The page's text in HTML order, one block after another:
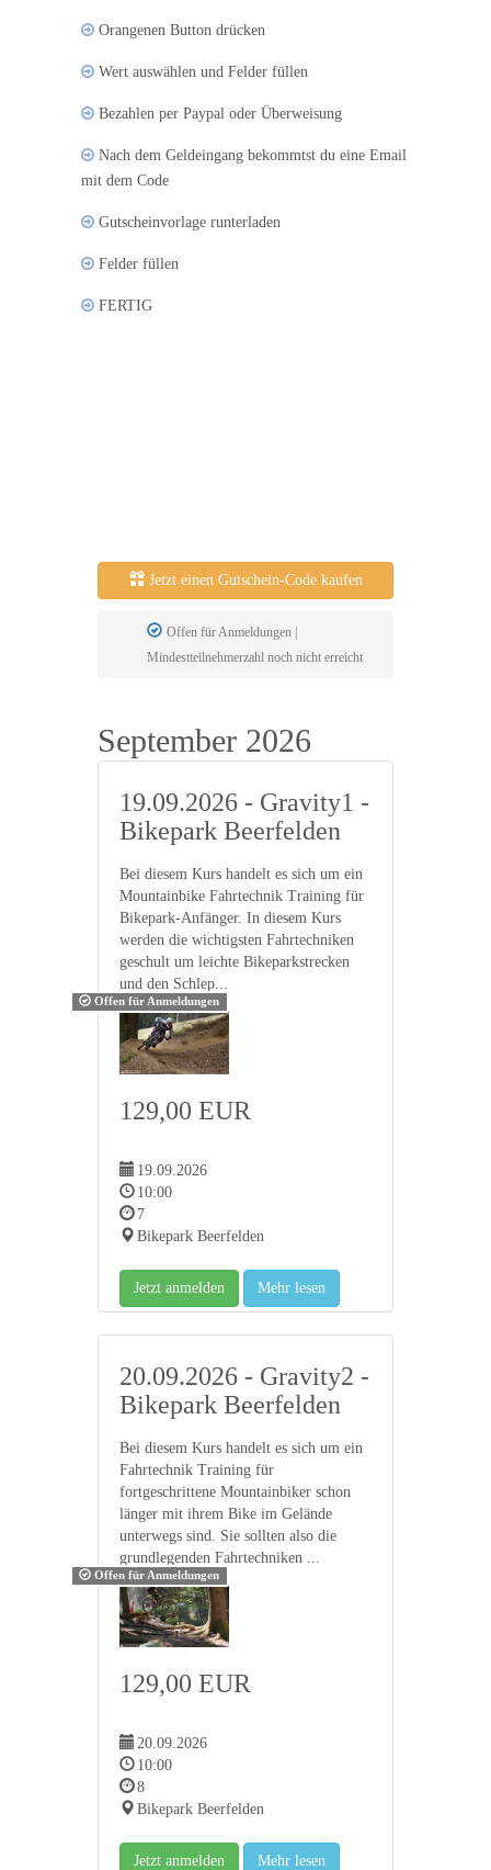
Orangenen Button drücken
Wert auswählen und Felder füllen
Bezahlen per Paypal oder Überweisung
Nach dem Geldeingang bekommtst du eine Email
mit dem Code
Gutscheinvorlage runterladen
Felder füllen
FERTIG
Jetzt einen Gutschein-Code kaufen
Offen für Anmeldungen |
Mindestteilnehmerzahl noch nicht erreicht
September 2026
19.09.2026 - Gravity1 -
Bikepark Beerfelden
Bei diesem Kurs handelt es sich um ein
Mountainbike Fahrtechnik Training für
Bikepark-Anfänger. In diesem Kurs
werden die wichtigsten Fahrtechniken
geschult um leichte Bikeparkstrecken
und den Schlep...
Offen für Anmeldungen
129,00 EUR
19.09.2026
10:00
7
Bikepark Beerfelden
Jetzt anmelden Mehr lesen
20.09.2026 - Gravity2 -
Bikepark Beerfelden
Bei diesem Kurs handelt es sich um ein
Fahrtechnik Training für
fortgeschrittene Mountainbiker schon
länger mit ihrem Bike im Gelände
unterwegs sind. Sie sollten also die
grundlegenden Fahrtechniken ...
Offen für Anmeldungen
129,00 EUR
20.09.2026
10:00
8
Bikepark Beerfelden
Jetzt anmelden Mehr lesen